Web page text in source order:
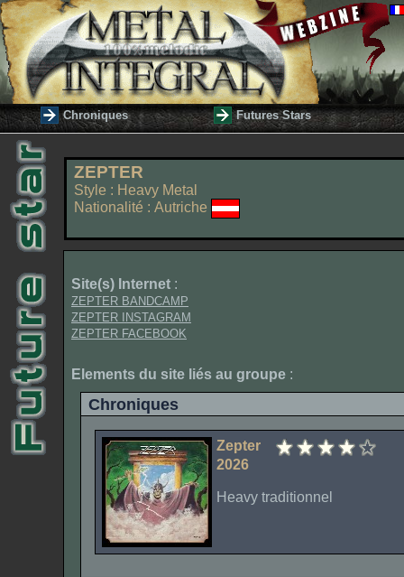
Chroniques Futures Stars
ZEPTER
Style : Heavy Metal
Nationalité : Autriche
Site(s) Internet :
ZEPTER BANDCAMP
ZEPTER INSTAGRAM
ZEPTER FACEBOOK
Elements du site liés au groupe :
Chroniques
Zepter
2026
Heavy traditionnel